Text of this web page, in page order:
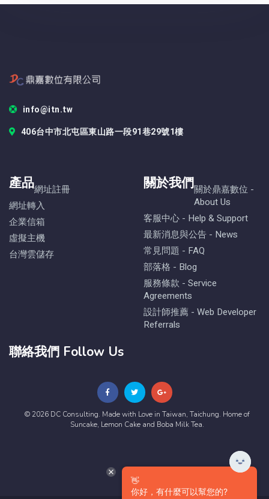
info@itn.tw
406台中市北屯區東山路一段91巷29號1樓
產品網址註冊
網址轉入
企業信箱
虛擬主機
台灣雲儲存
關於我們關於鼎嘉數位 -
About Us
客服中心 - Help & Support
最新消息與公告 - News
常見問題 - FAQ
部落格 - Blog
服務條款 - Service
Agreements
設計師推薦 - Web Developer
Referrals
聯絡我們 Follow Us
© 2026 DC Consulting. Made with Love in Taiwan, Taichung. Home of
Suncake, Lemon Cake and Boba Milk Tea.
👋
你好，有什麼可以幫您的?